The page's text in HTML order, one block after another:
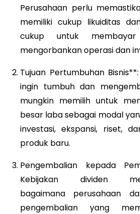
Perusahaan perlu
memiliki cukup likuiditas
cukup untuk
mengorbankan operasi dan
Tujuan Pertumbuhan
ingin tumbuh dan
mungkin memilih untuk
besar laba sebagai modal
investasi, ekspansi, riset,
produk baru.
Pengembalian kepada
Kebijakan dividen
bagaimana perusahaan
pengembalian yang